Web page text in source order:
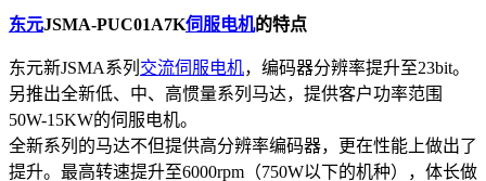
东元JSMA-PUC01A7K伺服电机的特点
东元新JSMA系列 交流伺服电机，编码器分辨率提升至23bit。
另推出全新低、中、高惯量系列马达，提供客户功率范围
50W-15KW的伺服电机。
全新系列的马达不但提供高分辨率编码器，更在性能上做出了
提升。最高转速提升至6000rpm（750W以下的机种），体长做